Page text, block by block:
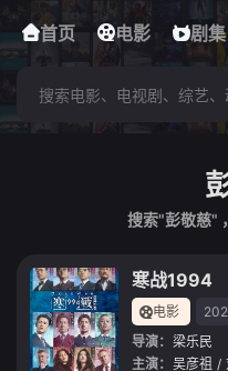
首页 电影 剧集
下载客
搜索"彭敬慈"
寒战1994
电影
导演： 梁乐民
主演： 吴彦祖 /